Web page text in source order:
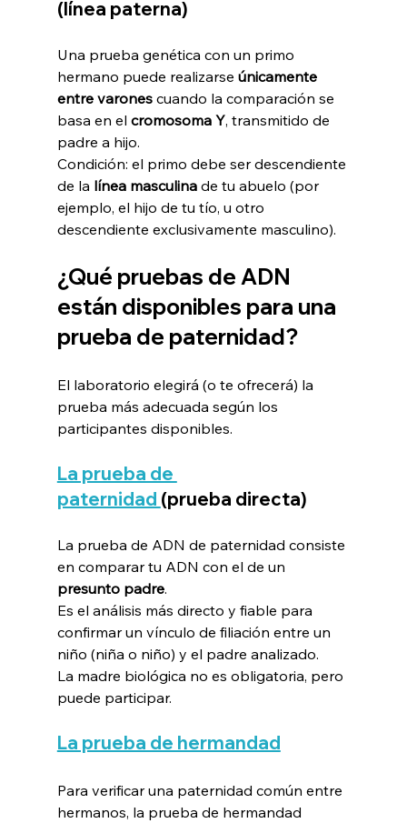
(línea paterna)
Una prueba genética con un primo
hermano puede realizarse únicamente
entre varones cuando la comparación se
basa en el cromosoma Y, transmitido de
padre a hijo.
Condición: el primo debe ser descendiente
de la línea masculina de tu abuelo (por
ejemplo, el hijo de tu tío, u otro
descendiente exclusivamente masculino).
¿Qué pruebas de ADN
están disponibles para una
prueba de paternidad?
El laboratorio elegirá (o te ofrecerá) la
prueba más adecuada según los
participantes disponibles.
La prueba de
paternidad (prueba directa)
La prueba de ADN de paternidad consiste
en comparar tu ADN con el de un
presunto padre.
Es el análisis más directo y fiable para
confirmar un vínculo de filiación entre un
niño (niña o niño) y el padre analizado.
La madre biológica no es obligatoria, pero
puede participar.
La prueba de hermandad
Para verificar una paternidad común entre
hermanos, la prueba de hermandad